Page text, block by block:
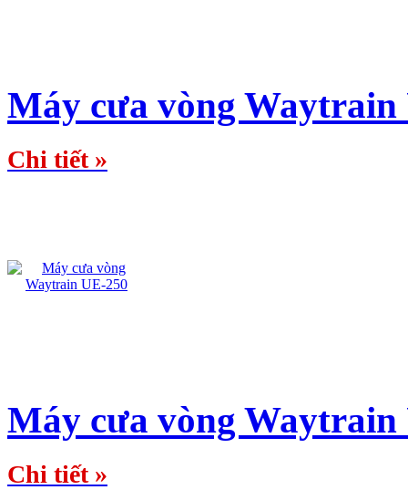
Máy cưa vòng Waytrain
Chi tiết »
Máy cưa vòng Waytrain
Chi tiết »